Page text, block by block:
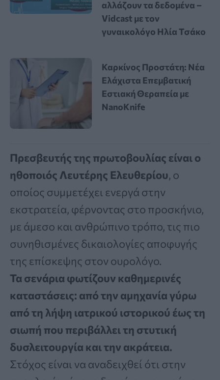
αλλάζουν τα δεδομένα –
Vidcast με τον
γυναικολόγο Ηλία Τσάκο
Καρκίνος Προστάτη: Νέα
Ελάχιστα Επεμβατική
Εστιακή Θεραπεία με
NanoKnife
Πρεσβευτής της πρωτοβουλίας είναι ο
ηθοποιός Λευτέρης Ελευθερίου, ο
οποίος συμμετέχει ενεργά στην
εκστρατεία, φέρνοντας στο προσκήνιο,
με άμεσο και ανθρώπινο τρόπο, τις πιο
συνηθισμένες δικαιολογίες αποφυγής
της επίσκεψης στον ουρολόγο.
Τα σενάρια φωτίζουν καθημερινές
καταστάσεις: από την αμηχανία γύρω
από τη λήψη ιατρικού ιστορικού έως τη
σιωπή που περιβάλλει τη στυτική
δυσλειτουργία και την ακράτεια.
Στόχος είναι να αναδειχθεί ότι στην